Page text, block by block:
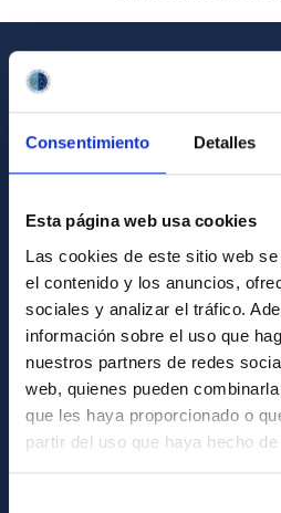
Consentimiento Detalles
Esta página web usa cookies
Las cookies de este sitio web
el contenido y los anuncios,
sociales y analizar el tráfico.
información sobre el uso que
nuestros partners de redes
web, quienes pueden
que les haya proporcionado o
partir del uso que haya hecho
GENERAL INFORMATION
Contact
How to get to the IAC
List of personnel
Library
General register
ABOUT THE IAC
Legislation
Transparency